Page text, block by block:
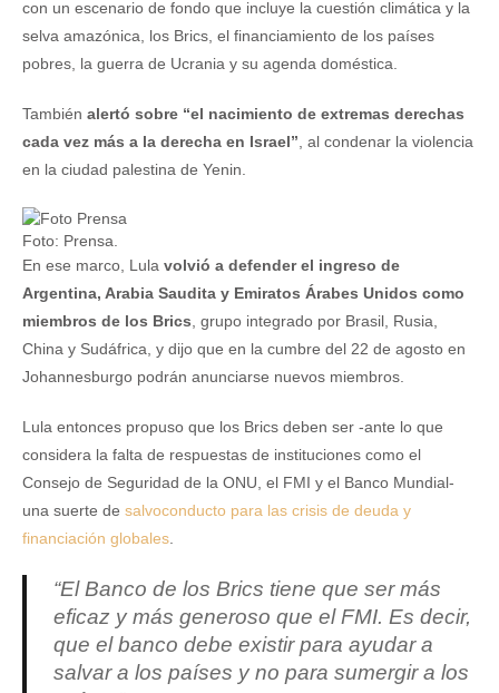
con un escenario de fondo que incluye la cuestión climática y la
selva amazónica, los Brics, el financiamiento de los países
pobres, la guerra de Ucrania y su agenda doméstica.
También alertó sobre “el nacimiento de extremas derechas
cada vez más a la derecha en Israel” , al condenar la violencia
en la ciudad palestina de Yenin.
Foto: Prensa.
En ese marco, Lula volvió a defender el ingreso de
Argentina, Arabia Saudita y Emiratos Árabes Unidos como
miembros de los Brics, grupo integrado por Brasil, Rusia,
China y Sudáfrica, y dijo que en la cumbre del 22 de agosto en
Johannesburgo podrán anunciarse nuevos miembros.
Lula entonces propuso que los Brics deben ser -ante lo que
considera la falta de respuestas de instituciones como el
Consejo de Seguridad de la ONU, el FMI y el Banco Mundial-
una suerte de salvoconducto para las crisis de deuda y
financiación globales.
“El Banco de los Brics tiene que ser más
eficaz y más generoso que el FMI. Es decir,
que el banco debe existir para ayudar a
salvar a los países y no para sumergir a los